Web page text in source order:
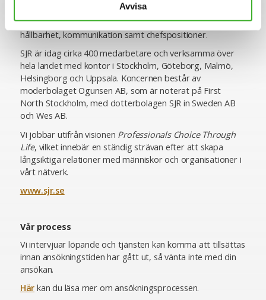
Avvisa
erbjuder specialistkompetens inom ekonomi och finans,
HR och lön, inköp och logistik, IT, juridik och compliance,
hållbarhet, kommunikation samt chefspositioner.
SJR är idag cirka 400 medarbetare och verksamma över
hela landet med kontor i Stockholm, Göteborg, Malmö,
Helsingborg och Uppsala. Koncernen består av
moderbolaget Ogunsen AB, som är noterat på First
North Stockholm, med dotterbolagen SJR in Sweden AB
och Wes AB.
Vi jobbar utifrån visionen Professionals Choice Through
Life, vilket innebär en ständig strävan efter att skapa
långsiktiga relationer med människor och organisationer i
vårt nätverk.
www.sjr.se
Vår process
Vi intervjuar löpande och tjänsten kan komma att tillsättas
innan ansökningstiden har gått ut, så vänta inte med din
ansökan.
Här kan du läsa mer om ansökningsprocessen.